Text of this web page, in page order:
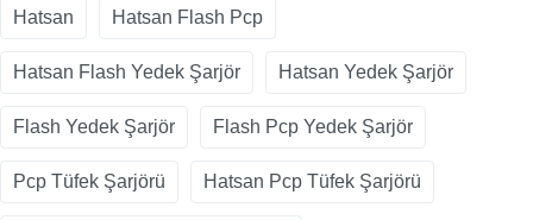
Hatsan Hatsan Flash Pcp
Hatsan Flash Yedek Şarjör Hatsan Yedek Şarjör
Flash Yedek Şarjör Flash Pcp Yedek Şarjör
Pcp Tüfek Şarjörü Hatsan Pcp Tüfek Şarjörü